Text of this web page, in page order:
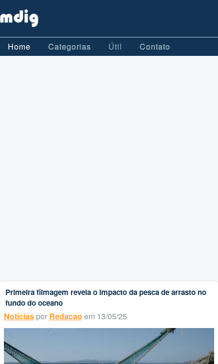
Home Categorias Útil Contato
Primeira filmagem revela o impacto da pesca de arrasto no
fundo do oceano
Notícias por Redacao em 13/05/25